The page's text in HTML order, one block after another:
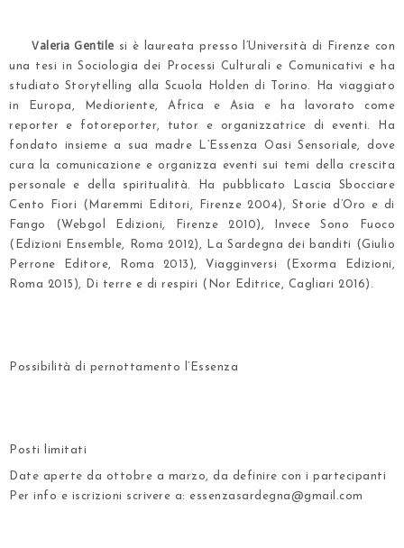
Valeria Gentile si è laureata presso l’Università di Firenze con
una tesi in Sociologia dei Processi Culturali e Comunicativi e ha
studiato Storytelling alla Scuola Holden di Torino. Ha viaggiato
in Europa, Medioriente, Africa e Asia e ha lavorato come
reporter e fotoreporter, tutor e organizzatrice di eventi. Ha
fondato insieme a sua madre L’Essenza Oasi Sensoriale, dove
cura la comunicazione e organizza eventi sui temi della crescita
personale e della spiritualità. Ha pubblicato Lascia Sbocciare
Cento Fiori (Maremmi Editori, Firenze 2004), Storie d’Oro e di
Fango (Webgol Edizioni, Firenze 2010), Invece Sono Fuoco
(Edizioni Ensemble, Roma 2012), La Sardegna dei banditi (Giulio
Perrone Editore, Roma 2013), Viagginversi (Exorma Edizioni,
Roma 2015), Di terre e di respiri (Nor Editrice, Cagliari 2016).
Possibilità di pernottamento l’Essenza
Posti limitati
Date aperte da ottobre a marzo, da definire con i partecipanti
Per info e iscrizioni scrivere a: essenzasardegna@gmail.com